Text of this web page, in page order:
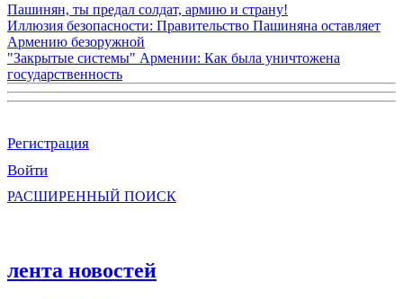
Пашинян, ты предал солдат, армию и страну!
Иллюзия безопасности: Правительство Пашиняна оставляет
Армению безоружной
"Закрытые системы" Армении: Как была уничтожена
государственность
Регистрация
Войти
РАСШИРЕННЫЙ ПОИСК
лента новостей